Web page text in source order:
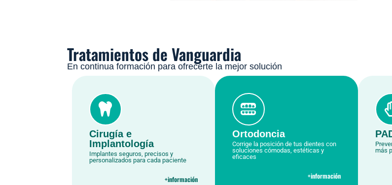
Tratamientos de Vanguardia
En continua formación para ofrecerte la mejor solución
Cirugía e
Implantología
Implantes seguros, precisos y
personalizados para cada paciente
+información
Ortodoncia
Corrige la posición de tus dientes con
soluciones cómodas, estéticas y
eficaces
+información
más